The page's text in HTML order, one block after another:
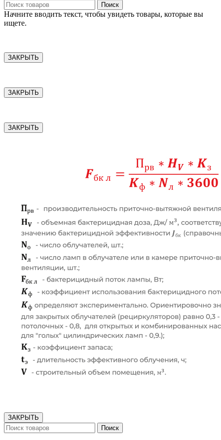
Поиск
Начните вводить текст, чтобы увидеть товары, которые вы
ищете.
ЗАКРЫТЬ
ЗАКРЫТЬ
ЗАКРЫТЬ
ЗАКРЫТЬ
Поиск